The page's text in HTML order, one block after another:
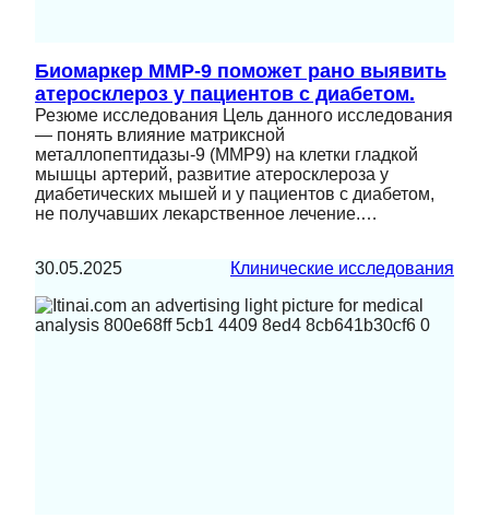
Биомаркер MMP-9 поможет рано выявить
атеросклероз у пациентов с диабетом.
Резюме исследования Цель данного исследования
— понять влияние матриксной
металлопептидазы-9 (MMP9) на клетки гладкой
мышцы артерий, развитие атеросклероза у
диабетических мышей и у пациентов с диабетом,
не получавших лекарственное лечение.…
30.05.2025 Клинические исследования